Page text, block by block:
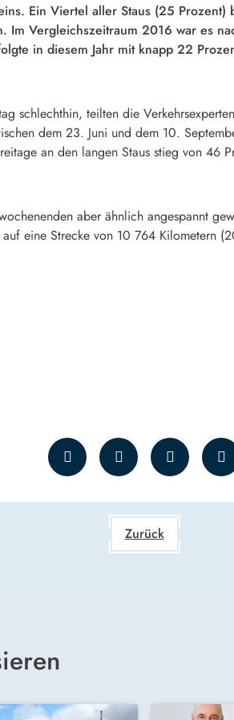
Ein Viertel aller Staus (25
Im Vergleichszeitraum 2016 war es
in diesem Jahr mit knapp 22
schlechthin, teilten die
dem 23. Juni und dem 10.
an den langen Staus stieg von 46
aber ähnlich angespannt
eine Strecke von 10 764 Kilometern
Zurück